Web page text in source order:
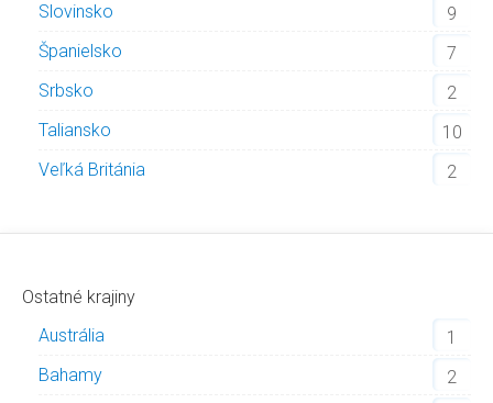
Slovinsko
9
Španielsko
7
Srbsko
2
Taliansko
10
Veľká Británia
2
Ostatné krajiny
Austrália
1
Bahamy
2